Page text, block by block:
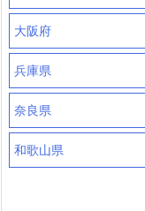
大阪府
兵庫県
奈良県
和歌山県